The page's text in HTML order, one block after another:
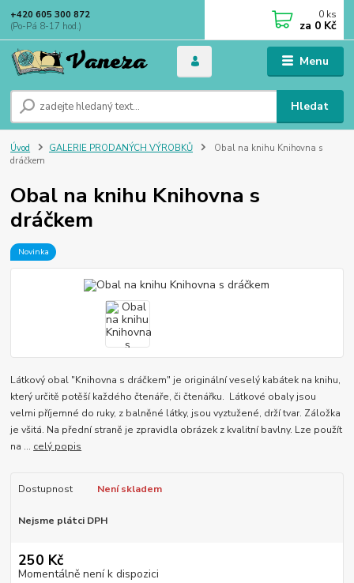
Menu
Hledat
+420 605 300 872
(Po-Pá 8-17 hod.)
0 ks
za 0 Kč
Úvod GALERIE PRODANÝCH VÝROBKŮ
Obal na knihu Knihovna s
dráčkem
Obal na knihu Knihovna s
dráčkem
Novinka
Látkový obal "Knihovna s dráčkem" je originální veselý kabátek na knihu,
který určitě potěší každého čtenáře, či čtenářku. Látkové obaly jsou
velmi příjemné do ruky, z balněné látky, jsou vyztužené, drží tvar. Záložka
je všitá. Na přední straně je zpravidla obrázek z kvalitní bavlny. Lze použít
na ... celý popis
Dostupnost Není skladem
Nejsme plátci DPH
250 Kč
Momentálně není k dispozici